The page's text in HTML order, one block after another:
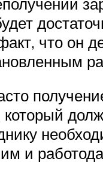
что он
который
и